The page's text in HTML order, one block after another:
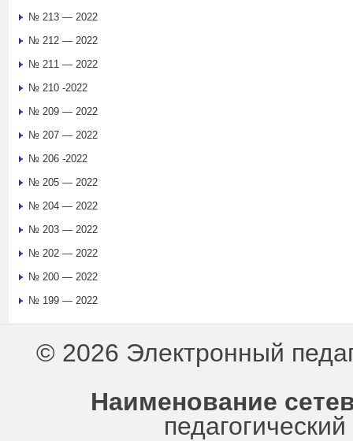
№ 213 — 2022
№ 212 — 2022
№ 211 — 2022
№ 210 -2022
№ 209 — 2022
№ 207 — 2022
№ 206 -2022
№ 205 — 2022
№ 204 — 2022
№ 203 — 2022
№ 202 — 2022
№ 200 — 2022
№ 199 — 2022
© 2026 Электронный
Наименование